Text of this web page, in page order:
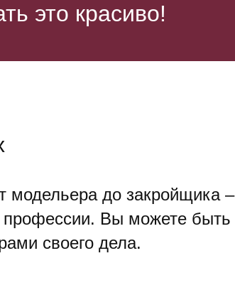
это красиво!
модельера до закройщика –
Вы можете быть
своего дела.